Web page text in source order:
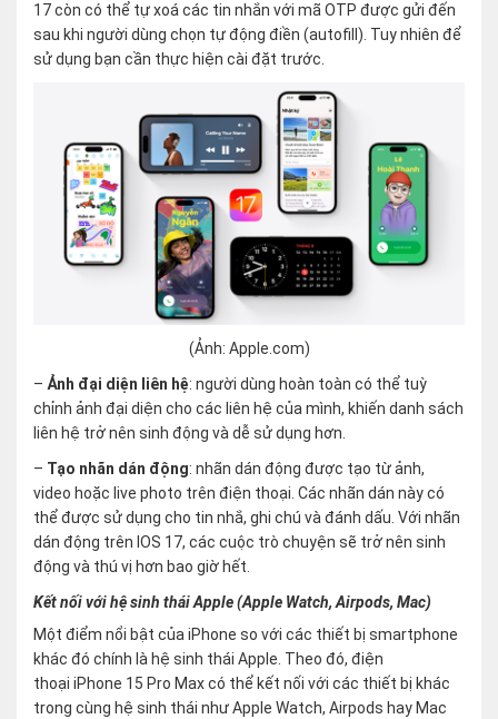
17 còn có thể tự xoá các tin nhắn với mã OTP được gửi đến
sau khi người dùng chọn tự động điền (autofill). Tuy nhiên để
sử dụng bạn cần thực hiện cài đặt trước.
(Ảnh: Apple.com)
– Ảnh đại diện liên hệ: người dùng hoàn toàn có thể tuỳ
chỉnh ảnh đại diện cho các liên hệ của mình, khiến danh sách
liên hệ trở nên sinh động và dễ sử dụng hơn.
– Tạo nhãn dán động: nhãn dán động được tạo từ ảnh,
video hoặc live photo trên điện thoại. Các nhãn dán này có
thể được sử dụng cho tin nhắ, ghi chú và đánh dấu. Với nhãn
dán động trên IOS 17, các cuộc trò chuyện sẽ trở nên sinh
động và thú vị hơn bao giờ hết.
Kết nối với hệ sinh thái Apple (Apple Watch, Airpods, Mac)
Một điểm nổi bật của iPhone so với các thiết bị smartphone
khác đó chính là hệ sinh thái Apple. Theo đó, điện
thoại iPhone 15 Pro Max có thể kết nối với các thiết bị khác
trong cùng hệ sinh thái như Apple Watch, Airpods hay Mac